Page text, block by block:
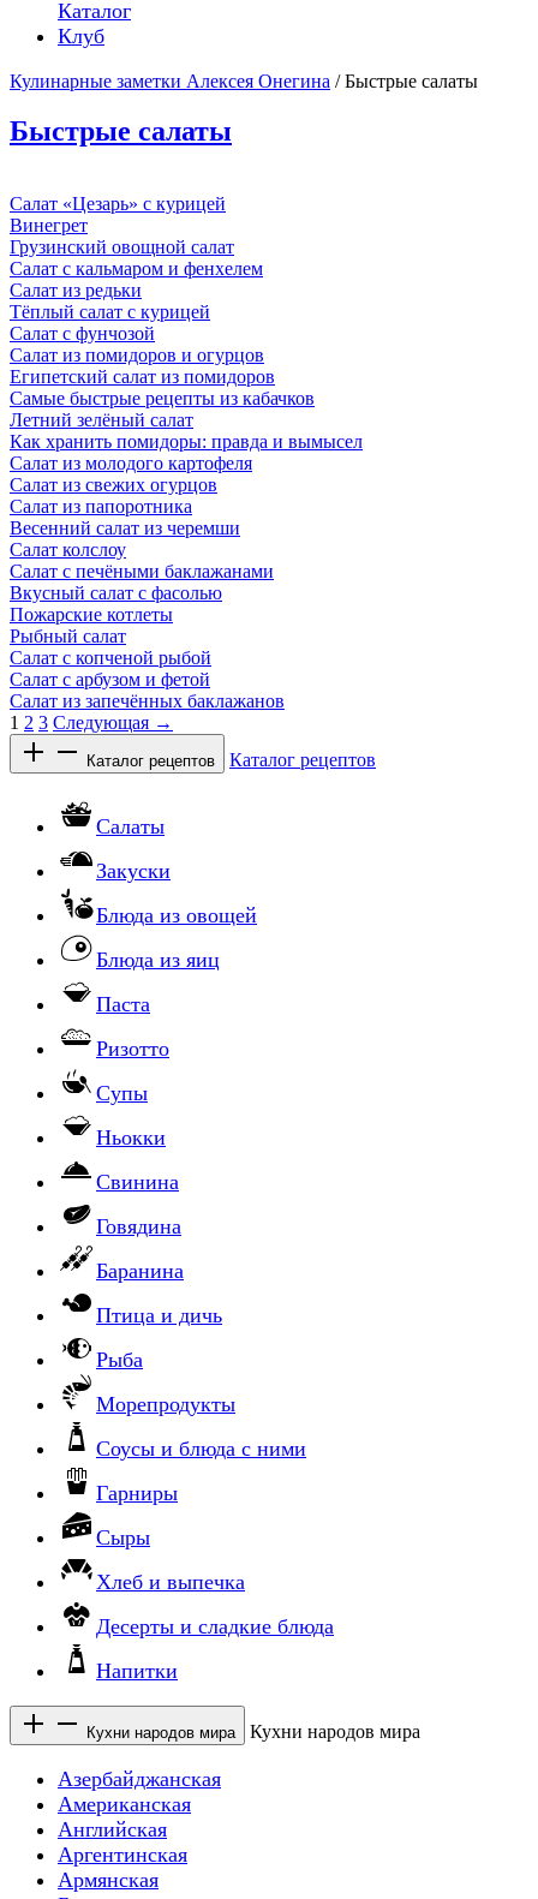
Каталог
Клуб
Кулинарные заметки Алексея Онегина / Быстрые салаты
Быстрые салаты
Салат «Цезарь» с курицей
Винегрет
Грузинский овощной салат
Салат с кальмаром и фенхелем
Салат из редьки
Тёплый салат с курицей
Салат с фунчозой
Салат из помидоров и огурцов
Египетский салат из помидоров
Самые быстрые рецепты из кабачков
Летний зелёный салат
Как хранить помидоры: правда и вымысел
Салат из молодого картофеля
Салат из свежих огурцов
Салат из папоротника
Весенний салат из черемши
Салат колслоу
Салат с печёными баклажанами
Вкусный салат с фасолью
Пожарские котлеты
Рыбный салат
Салат с копченой рыбой
Салат с арбузом и фетой
Салат из запечённых баклажанов
1 2 3 Следующая →
Каталог рецептов Каталог рецептов
Салаты
Закуски
Блюда из овощей
Блюда из яиц
Паста
Ризотто
Супы
Ньокки
Свинина
Говядина
Баранина
Птица и дичь
Рыба
Морепродукты
Соусы и блюда с ними
Гарниры
Сыры
Хлеб и выпечка
Десерты и сладкие блюда
Напитки
Кухни народов мира Кухни народов мира
Азербайджанская
Американская
Английская
Аргентинская
Армянская